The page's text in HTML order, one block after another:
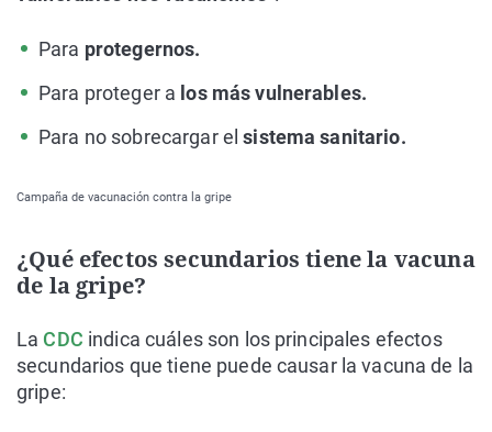
Para protegernos.
Para proteger a los más vulnerables.
Para no sobrecargar elsistema sanitario.
Campaña de vacunación contra la gripe
¿Qué efectos secundarios tiene la vacuna
de la gripe?
La CDC indica cuáles son los principales efectos
secundarios que tiene puede causar la vacuna de la
gripe: